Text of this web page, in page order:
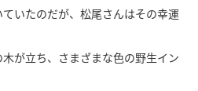
いたのだが、松尾さんはその幸運
が立ち、さまざまな色の野生イン